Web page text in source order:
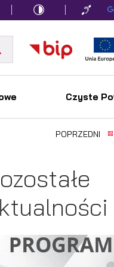
Czyste
POPRZEDNI